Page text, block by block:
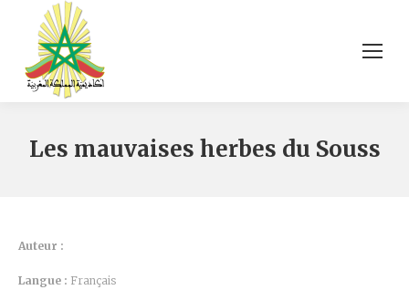
Les mauvaises herbes du Souss
Auteur :
Langue : Français